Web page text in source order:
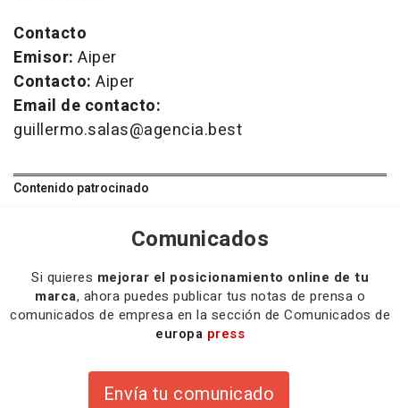
Contacto
Emisor: Aiper
Contacto: Aiper
Email de contacto:
guillermo.salas@agencia.best
Contenido patrocinado
Comunicados
Si quieres mejorar el posicionamiento online de tu
marca, ahora puedes publicar tus notas de prensa o
comunicados de empresa en la sección de Comunicados de
europa press
Envía tu comunicado